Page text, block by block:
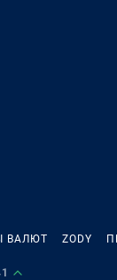
ВАЛЮТ ZODY